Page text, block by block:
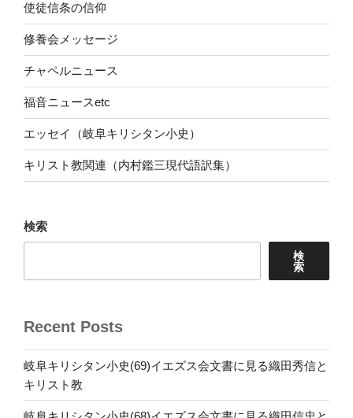
使徒信条の信仰
修養会メッセージ
チャペルニュース
福音ニュースetc
エッセイ（岐阜キリシタン小史）
キリスト教関連（内村鑑三現代語訳集）
検索
検
索
Recent Posts
岐阜キリシタン小史(69)イエズス会文書に見る織田秀信と
キリスト教